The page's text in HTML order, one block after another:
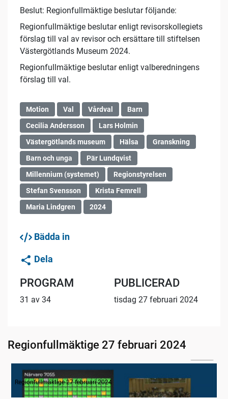
Beslut: Regionfullmäktige beslutar följande:
Regionfullmäktige beslutar enligt revisorskollegiets
förslag till val av revisor och ersättare till stiftelsen
Västergötlands Museum 2024.
Regionfullmäktige beslutar enligt valberedningens
förslag till val.
Motion Val Vårdval
Barn
Cecilia Andersson
Lars Holmin
Västergötlands museum
Hälsa
Granskning
Barn och unga
Pär Lundqvist
Millennium (systemet)
Regionstyrelsen
Stefan Svensson
Krista Femrell
Maria Lindgren
2024
Bädda in
Dela
PROGRAM
31 av 34
PUBLICERAD
tisdag 27 februari 2024
Regionfullmäktige 27 februari 2024
1. Inledning
Regionfullmäktige 27 februari 2024